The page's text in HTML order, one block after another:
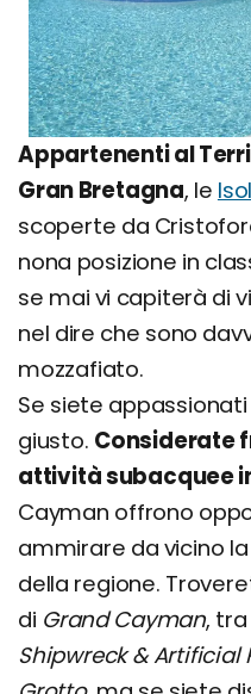
Appartenenti al
Gran Bretagna, le
scoperte da
nona posizione in
se mai vi capiterà di
nel dire che sono
mozzafiato.
Se siete
giusto. Considerate
attività subacquee
Cayman offrono
ammirare da vicino
della regione.
di Grand Cayman,
Shipwreck & Artificial